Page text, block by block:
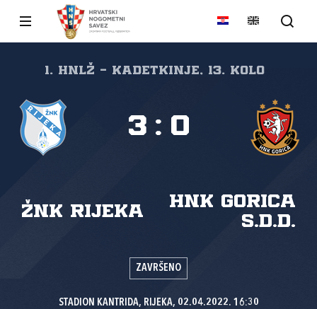
1. HNLŽ - Kadetkinje, 13. kolo
ŽNK Rijeka
HNK Gorica
s.d.d.
3 : 0
ZAVRŠENO
STADION KANTRIDA, RIJEKA, 02.04.2022. 16:30